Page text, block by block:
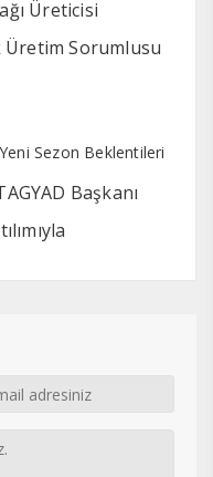
Üreticisi
Üretim Sorumlusu
Sezon Beklentileri
Başkanı